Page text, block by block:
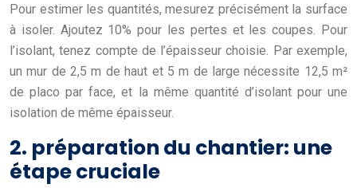
Pour estimer les quantités, mesurez précisément la surface
à isoler. Ajoutez 10% pour les pertes et les coupes. Pour
l’isolant, tenez compte de l’épaisseur choisie. Par exemple,
un mur de 2,5 m de haut et 5 m de large nécessite 12,5 m²
de placo par face, et la même quantité d’isolant pour une
isolation de même épaisseur.
2. préparation du chantier: une
étape cruciale